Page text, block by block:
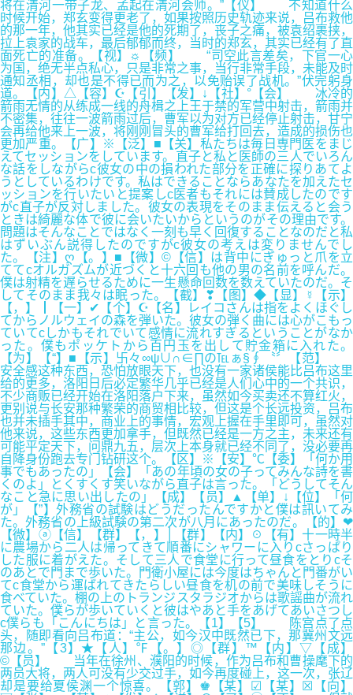
将在清河一带子龙、孟起在清河会师。”【仪】 不知道什么
时候开始，郑玄变得更老了，如果按照历史轨迹来说，吕布救他
的那一年，他其实已经是他的死期了，丧子之痛，被袁绍裹挟，
拉上袁家的战车，最后郁郁而终，当时的郑玄，其实已经有了直
面死亡的准备。【视】☼【频】 “司空此言差矣，下官一心
为国，绝无半点私心，只是非常之事，当行非常手段，未能及时
通知丞相，却也是不得已而为之，以免贻误了战机。”伏完躬身
道。【内】△【容】☪【引】【发】↓【社】°【会】 冰冷的
箭雨无情的从练成一线的舟楫之上王于禁的军营中射击，箭雨并
不密集，往往一波箭雨过后，曹军以为对方已经停止射击，甘宁
会再给他来上一波，将刚刚冒头的曹军给打回去，造成的损伤也
更加严重。【广】※【泛】■【关】私たちは毎日専門医をまじ
えてセッションをしています。直子と私と医師の三人でいろん
な話をしながらc彼女の中の損われた部分を正確に探りあてよ
うとしているわけです。私はできることならあなたを加えたセ
ッションを行いたいと提案しc医者もそれには賛成したのです
がc直子が反対しました。彼女の表現をそのまま伝えると会う
ときは綺麗な体で彼に会いたいからというのがその理由です。
問題はそんなことではなく一刻も早く回復することなのだと私
はずいぶん説得したのですがc彼女の考えは変りませんでし
た。【注】ღ【。】■【微】©【信】は背中にぎゅっと爪を立
ててcオルガズムが近づくと十六回も他の男の名前を呼んだ。
僕は射精を遅らせるために一生懸命回数を数えていたのだ。そ
してそのまま我々は眠った。【截】❣【图】◆【显】☿【示】
【，】┃【一】✔【个】☪【名】レイコさんは指をよくほぐし
てからノルウェイの森を弾いた。彼女の弾く曲には心がこもっ
ていてcしかもそれでいて感情に流れすぎるということがなか
った。僕もポッケトから百円玉を出して貯金箱に入れた。
【为】【“】■【示】卐々∞ψ∪∩∈∏の℡ぁ§∮〝〞【范】
安全感这种东西，恐怕放眼天下，也没有一家诸侯能比吕布这里
给的更多，洛阳日后必定繁华几乎已经是人们心中的一个共识，
不少商贩已经开始在洛阳落户下来，虽然如今买卖还不算红火，
更别说与长安那种繁荣的商贸相比较，但这是个长远投资，吕布
也并未插手其中，商业上的事情，宏观上握在手里即可，虽然对
他来说，这些东西更加拿手，但既然已经是一方之主，未来还有
可能平定天下，问鼎九五，层次上本身就已经不同了，没必要再
自降身份跑去专门钻研这个。【区】※【安】℃【委】「何か用
事でもあったの」【会】「あの年頃の女の子ってみんな詩を書
くのよ」とくすくす笑いながら直子は言った。「どうしてそん
なこと急に思い出したの」【成】【员】▲【单】↓【位】「何
が」【”】外務省の試験はどうだったんですかと僕は訊いてみ
た。外務省の上級試験の第二次が八月にあったのだ。【的】❤
【微】ⓐ【信】【群】【，】│【群】【内】☉【有】十一時半
に農場から二人は帰ってきて順番にシャワーに入りcさっぱり
した服に着がえた。そして三人で食堂に行って昼食をとりcそ
のあとで門まで歩いた。門衛小屋には今度はちゃんと門番がい
てc食堂から運ばれてきたらしい昼食を机の前で美味しそうに
食べていた。棚の上のトランジスタラジオからは歌謡曲が流れ
ていた。僕らが歩いていくと彼はやあと手をあげてあいさつし
c僕らも「こんにちは」と言った。【1】【5】 陈宫点了点
头，随即看向吕布道：“主公，如今汉中既然已下，那冀州文远
那边。”【3】★【人】℉【。】◎【群】™【内】▽【成】
©【员】 当年在徐州、濮阳的时候，作为吕布和曹操麾下的
两员大将，两人可没有少交过手，如今再度碰上，这一次，张辽
却是要给夏侯渊一个惊喜。【郭】♚【某】☑【某】☒【向】